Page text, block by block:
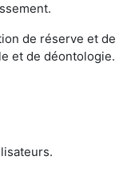
de réserve et
et de déontologie.